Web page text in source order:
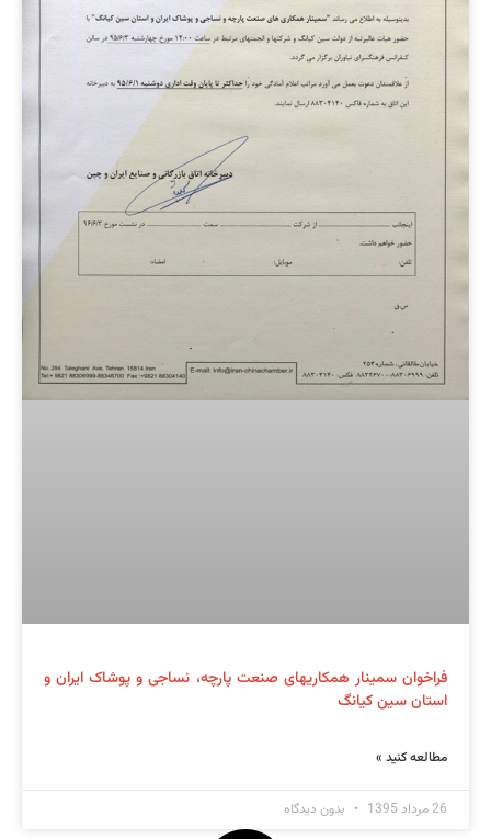
فراخوان سمینار همکاریهای صنعت پارچه، نساجی و پوشاک ایران و
استان سین کیانگ
مطالعه کنید »
26 مرداد 1395 بدون دیدگاه